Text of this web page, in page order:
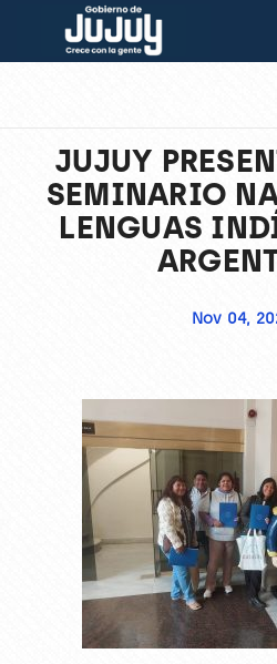
JUJUY
SEMINARIO
LENGUAS
Nov 04,